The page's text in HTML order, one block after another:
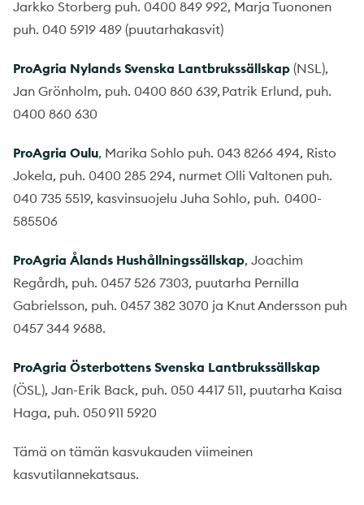
Jarkko Storberg puh. 0400 849 992, Marja Tuononen
puh. 040 5919 489 (puutarhakasvit)
ProAgria Nylands Svenska Lantbrukssällskap (NSL),
Jan Grönholm, puh. 0400 860 639, Patrik Erlund, puh.
0400 860 630
ProAgria Oulu, Marika Sohlo puh. 043 8266 494, Risto
Jokela, puh. 0400 285 294, nurmet Olli Valtonen puh.
040 735 5519, kasvinsuojelu Juha Sohlo, puh. 0400-
585506
ProAgria Ålands Hushållningssällskap, Joachim
Regårdh, puh. 0457 526 7303, puutarha Pernilla
Gabrielsson, puh. 0457 382 3070 ja Knut Andersson puh
0457 344 9688.
ProAgria Österbottens Svenska Lantbrukssällskap
(ÖSL), Jan-Erik Back, puh. 050 4417 511, puutarha Kaisa
Haga, puh. 050 911 5920
Tämä on tämän kasvukauden viimeinen
kasvutilannekatsaus.